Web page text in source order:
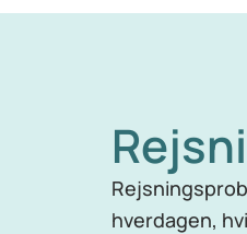
hverdagen,